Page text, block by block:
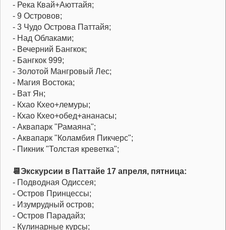
- Река Квай+Аюттайя;
- 9 Островов;
- 3 Чудо Острова Паттайя;
- Над Облаками;
- Вечерний Бангкок;
- Бангкок 999;
- Золотой Мангровый Лес;
- Магия Востока;
- Ват Ян;
- Кхао Кхео+лемуры;
- Кхао Кхео+обед+ананасы;
- Аквапарк "Рамаяна";
- Аквапарк "Коламбия Пикчерс";
- Пикник "Толстая креветка";
📆Экскурсии в Паттайе 17 апреля, пятница:
- Подводная Одиссея;
- Остров Принцессы;
- Изумрудный остров;
- Остров Парадайз;
- Кулинарные курсы;